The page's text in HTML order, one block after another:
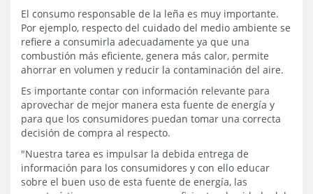
El consumo responsable de la leña es muy importante.
Por ejemplo, respecto del cuidado del medio ambiente se
refiere a consumirla adecuadamente ya que una
combustión más eficiente, genera más calor, permite
ahorrar en volumen y reducir la contaminación del aire.
Es importante contar con información relevante para
aprovechar de mejor manera esta fuente de energía y
para que los consumidores puedan tomar una correcta
decisión de compra al respecto.
"Nuestra tarea es impulsar la debida entrega de
información para los consumidores y con ello educar
sobre el buen uso de esta fuente de energía, las